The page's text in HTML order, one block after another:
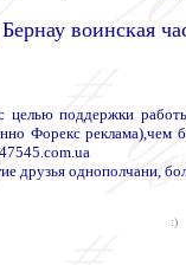
воинская
поддержки
Форекс
друзья однополчани,
:)